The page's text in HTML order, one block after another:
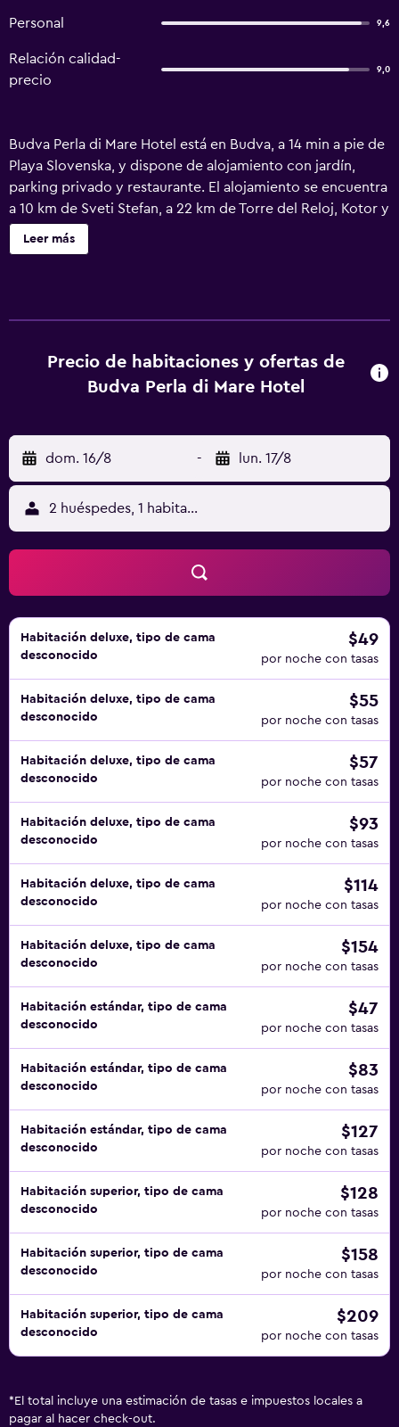
Personal 9,6
Relación calidad-
precio
9,0
Budva Perla di Mare Hotel está en Budva, a 14 min a pie de
Playa Slovenska, y dispone de alojamiento con jardín,
parking privado y restaurante. El alojamiento se encuentra
a 10 km de Sveti Stefan, a 22 km de Torre del Reloj, Kotor y
a 22 km de Puerta del Mar – Entrada Principal. El hotel
también ofrece wifi gratis y servicio de traslado de pago
balcón. Las habitaciones cuentan con escritorio y
hervidor. El desayuno ofrece opciones buffet,
a 24 km. El aeropuerto (Aeropuerto de Tivat) está a 23 km.
Leer más
Precio de habitaciones y ofertas de
Budva Perla di Mare Hotel
dom. 16/8 - lun. 17/8
2 huéspedes, 1 habitación
Habitación deluxe, tipo de cama
desconocido
$49
por noche con tasas
Habitación deluxe, tipo de cama
desconocido
$55
por noche con tasas
Habitación deluxe, tipo de cama
desconocido
$57
por noche con tasas
Habitación deluxe, tipo de cama
desconocido
$93
por noche con tasas
Habitación deluxe, tipo de cama
desconocido
$114
por noche con tasas
Habitación deluxe, tipo de cama
desconocido
$154
por noche con tasas
Habitación estándar, tipo de cama
desconocido
$47
por noche con tasas
Habitación estándar, tipo de cama
desconocido
$83
por noche con tasas
Habitación estándar, tipo de cama
desconocido
$127
por noche con tasas
Habitación superior, tipo de cama
desconocido
$128
por noche con tasas
Habitación superior, tipo de cama
desconocido
$158
por noche con tasas
Habitación superior, tipo de cama
desconocido
$209
por noche con tasas
* El total incluye una estimación de tasas e impuestos locales a
pagar al hacer check-out.